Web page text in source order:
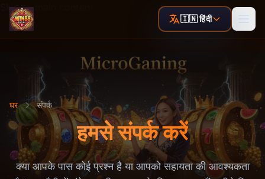
Skip to main content
🇮🇳 हिंदी
घर संपर्क
हमसे संपर्क करें
क्या आपके पास कोई प्रश्न है या आपको सहायता की आवश्यकता